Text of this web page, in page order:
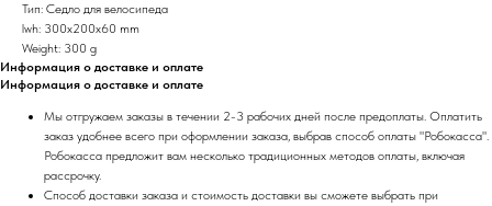
Тип: Седло для велосипеда
lwh: 300x200x60 mm
Weight: 300 g
Информация о доставке и оплате
Информация о доставке и оплате
Мы отгружаем заказы в течении 2-3 рабочих дней после предоплаты. Оплатить
заказ удобнее всего при оформлении заказа, выбрав способ оплаты "Робокасса".
Робокасса предложит вам несколько традиционных методов оплаты, включая
рассрочку.
Способ доставки заказа и стоимость доставки вы сможете выбрать при